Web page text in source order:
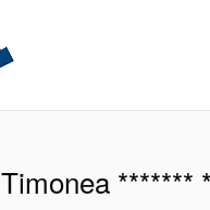
Timonea *******